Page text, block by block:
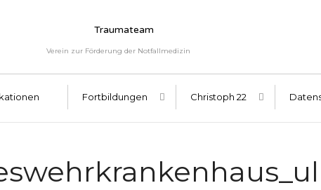
Verein zur Förderung der Notfallmedizin
Fortbildungen Christoph 22